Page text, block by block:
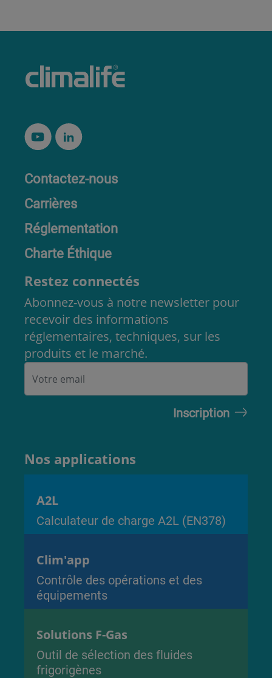
Contactez-nous
Carrières
Réglementation
Charte Éthique
Restez connectés
Abonnez-vous à notre newsletter pour
recevoir des informations
réglementaires, techniques, sur les
produits et le marché.
Nos applications
A2L
Calculateur de charge A2L (EN378)
Clim'app
Contrôle des opérations et des
équipements
Solutions F-Gas
Outil de sélection des fluides
frigorigènes